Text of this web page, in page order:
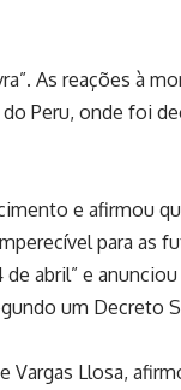
As reações à
Peru, onde foi
e afirmou
para as
abril” e
um Decreto
Llosa,